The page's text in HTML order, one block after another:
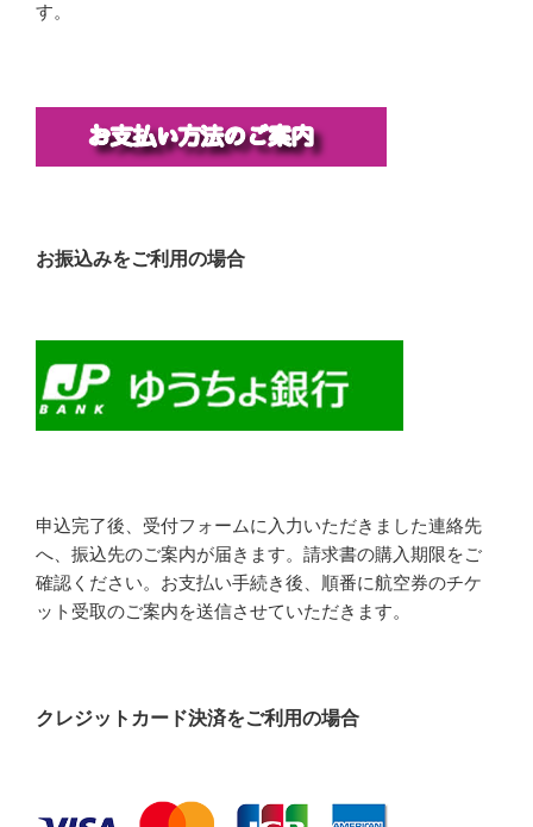
す。
お振込みをご利用の場合
申込完了後、受付フォームに入力いただきました連絡先
へ、振込先のご案内が届きます。請求書の購入期限をご
確認ください。お支払い手続き後、順番に航空券のチケ
ット受取のご案内を送信させていただきます。
クレジットカード決済をご利用の場合